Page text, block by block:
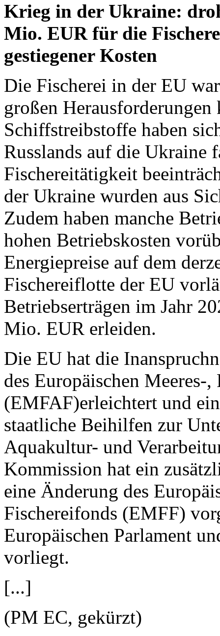
Krieg in der Ukraine:
Mio. EUR für die
gestiegener Kosten
Die Fischerei in der EU
großen
Schiffstreibstoffe haben
Russlands auf die Ukraine
Fischereitätigkeit
der Ukraine wurden aus
Zudem haben manche
hohen Betriebskosten
Energiepreise auf dem
Fischereiflotte der EU
Betriebserträgen im Jahr
Mio. EUR erleiden.
Die EU hat die
des Europäischen
(EMFAF)erleichtert und
staatliche Beihilfen zur
Aquakultur- und
Kommission hat ein
eine Änderung des
Fischereifonds (EMFF)
Europäischen Parlament
vorliegt.
[...]
(PM EC, gekürzt)